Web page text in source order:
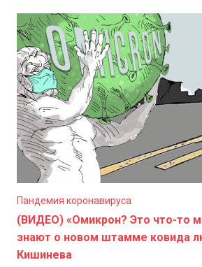
выявили у 548 человек, в том числе
медработников.
Пандемия коронавируса
(ВИДЕО) «Омикрон? Это что-то
знают о новом штамме ковида
Кишинева